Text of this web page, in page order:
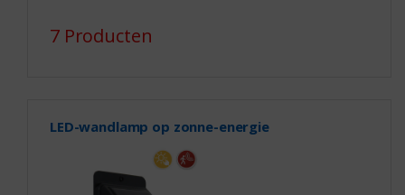
7 Producten
LED-wandlamp op zonne-energie